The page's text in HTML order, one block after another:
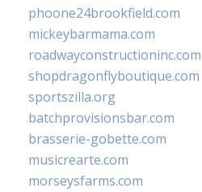
phoone24brookfield.com
mickeybarmama.com
roadwayconstructioninc.com
shopdragonflyboutique.com
sportszilla.org
batchprovisionsbar.com
brasserie-gobette.com
musicrearte.com
morseysfarms.com